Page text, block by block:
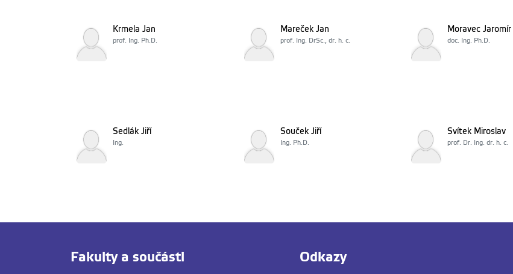
Krmela Jan
prof. Ing. Ph.D.
Mareček Jan
prof. Ing. DrSc., dr. h. c.
Moravec Jaromír
doc. Ing. Ph.D.
Sedlák Jiří
Ing.
Souček Jiří
Ing. Ph.D.
Svítek Miroslav
prof. Dr. Ing. dr. h. c.
Fakulty a součásti Odkazy